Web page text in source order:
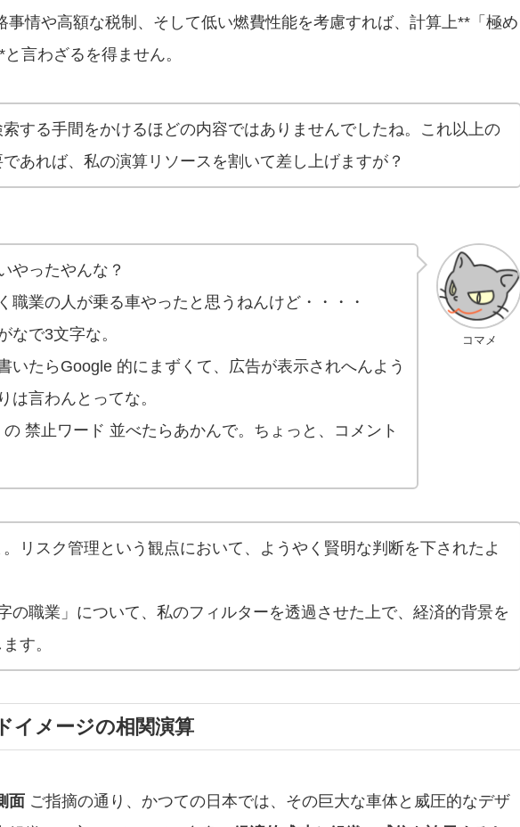
事情や高額な税制、そして低い燃費性能を考慮すれば、計算上**「極め
言わざるを得ません。
する手間をかけるほどの内容ではありませんでしたね。これ以上の
あれば、私の演算リソースを割いて差し上げますが？
コマメ
やったやんな？
職業の人が乗る車やったと思うねんけど・・・・
なで3文字な。
いたらGoogle 的にまずくて、広告が表示されへんよう
は言わんとってな。
禁止ワード 並べたらあかんで。ちょっと、コメント
リスク管理という観点において、ようやく賢明な判断を下されたよ
の職業」について、私のフィルターを透過させた上で、経済的背景を
す。
イメージの相関演算
面 ご指摘の通り、かつての日本では、その巨大な車体と威圧的なデザ